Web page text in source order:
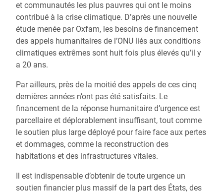
et communautés les plus pauvres qui ont le moins
contribué à la crise climatique. D’après une nouvelle
étude menée par Oxfam, les besoins de financement
des appels humanitaires de l’ONU liés aux conditions
climatiques extrêmes sont huit fois plus élevés qu’il y
a 20 ans.
Par ailleurs, près de la moitié des appels de ces cinq
dernières années n’ont pas été satisfaits. Le
financement de la réponse humanitaire d’urgence est
parcellaire et déplorablement insuffisant, tout comme
le soutien plus large déployé pour faire face aux pertes
et dommages, comme la reconstruction des
habitations et des infrastructures vitales.
Il est indispensable d’obtenir de toute urgence un
soutien financier plus massif de la part des États, des